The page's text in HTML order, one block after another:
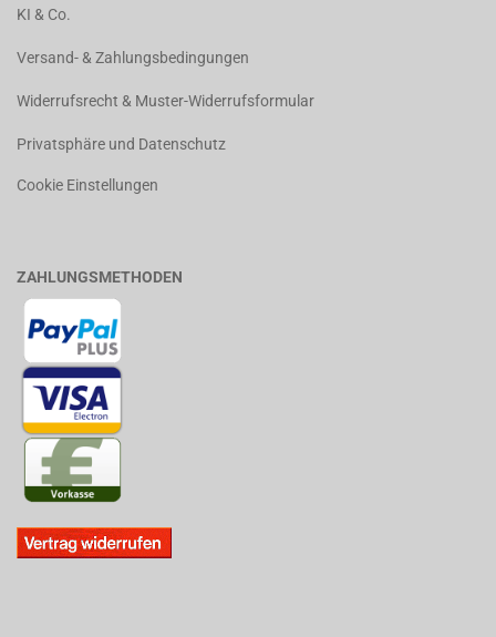
KI & Co.
Versand- & Zahlungsbedingungen
Widerrufsrecht & Muster-Widerrufsformular
Privatsphäre und Datenschutz
Cookie Einstellungen
ZAHLUNGSMETHODEN